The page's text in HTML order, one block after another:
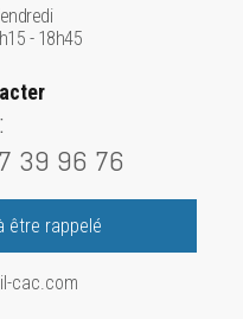
- 18h45
39 96 76
être rappelé
cac.com